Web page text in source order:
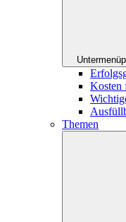
Kosten
Themen